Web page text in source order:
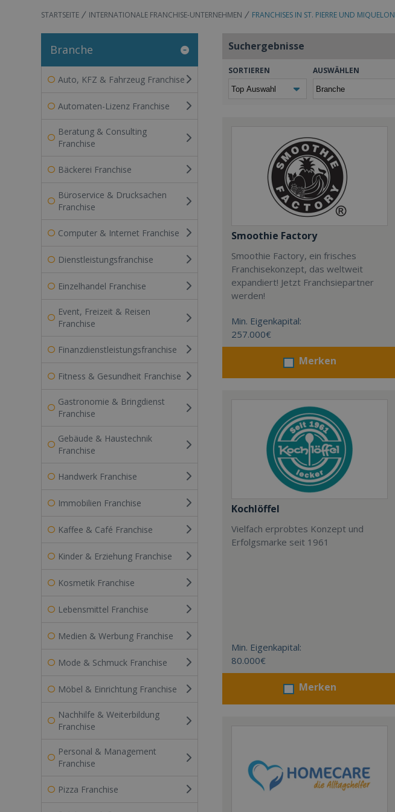
STARTSEITE INTERNATIONALE FRANCHISE-UNTERNEHMEN FRANCHISES IN ST. PIERRE UND MIQUELON
Branche
Auto, KFZ & Fahrzeug Franchise
Automaten-Lizenz Franchise
Beratung & Consulting
Franchise
Bäckerei Franchise
Büroservice & Drucksachen
Franchise
Computer & Internet Franchise
Dienstleistungsfranchise
Einzelhandel Franchise
Event, Freizeit & Reisen
Franchise
Finanzdienstleistungsfranchise
Fitness & Gesundheit Franchise
Gastronomie & Bringdienst
Franchise
Gebäude & Haustechnik
Franchise
Handwerk Franchise
Immobilien Franchise
Kaffee & Café Franchise
Kinder & Erziehung Franchise
Kosmetik Franchise
Lebensmittel Franchise
Medien & Werbung Franchise
Mode & Schmuck Franchise
Möbel & Einrichtung Franchise
Nachhilfe & Weiterbildung
Franchise
Personal & Management
Franchise
Pizza Franchise
Suchergebnisse
SORTIEREN AUSWÄHLEN
Smoothie Factory
Smoothie Factory, ein frisches
Franchisekonzept, das weltweit
expandiert! Jetzt Franchsiepartner
werden!
Min. Eigenkapital:
257.000€
Merken
Kochlöffel
Vielfach erprobtes Konzept und
Erfolgsmarke seit 1961
Min. Eigenkapital:
80.000€
Merken